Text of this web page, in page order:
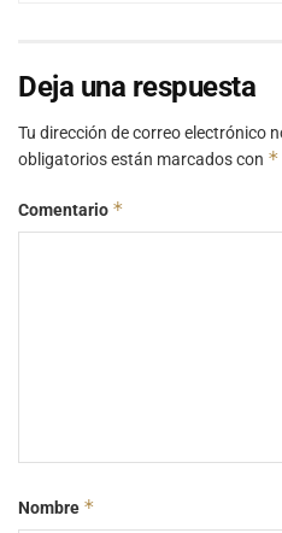
Deja una respuesta
Tu dirección de correo electrónico
obligatorios están marcados con *
Comentario *
Nombre *